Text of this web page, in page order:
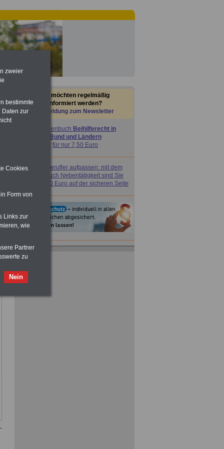
Sie möchten regelmäßig
informiert werden?
Anmeldung zum Newsletter
Taschenbuch Beihilferecht in
Bund und Ländern
für nur 7,50 Euro
Nebenberufler aufpassen: mit dem
OnlineBuch Nebentätigkeit sind Sie
für nur 7,50 Euro auf der sicheren Seite
OnlineBuch Nebentätigkeit sind Sie
zweier
bestimmte
Daten zur
Cookies
Form von
Links zur
wie
Partner
zu
Nein